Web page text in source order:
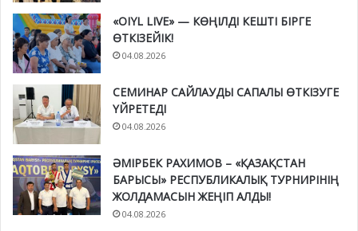
«OIYL LIVE» — КӨҢІЛДІ КЕШТІ БІРГЕ
ӨТКІЗЕЙІК!
04.08.2026
СЕМИНАР САЙЛАУДЫ САПАЛЫ ӨТКІЗУГЕ
ҮЙРЕТЕДІ
04.08.2026
ӘМІРБЕК РАХИМОВ – «ҚАЗАҚСТАН
БАРЫСЫ» РЕСПУБЛИКАЛЫҚ ТУРНИРІНІҢ
ЖОЛДАМАСЫН ЖЕҢІП АЛДЫ!
04.08.2026